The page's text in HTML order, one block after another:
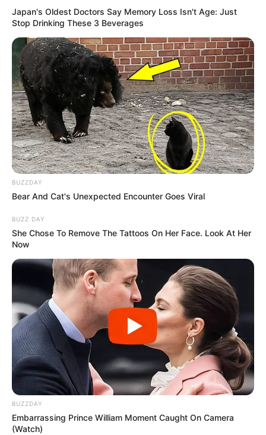
Japan's Oldest Doctors Say Memory Loss Isn't Age: Just
Stop Drinking These 3 Beverages
BUZZDAY
Bear And Cat's Unexpected Encounter Goes Viral
BUZZ DAY
She Chose To Remove The Tattoos On Her Face. Look At Her
Now
BUZZDAY
Embarrassing Prince William Moment Caught On Camera
(Watch)